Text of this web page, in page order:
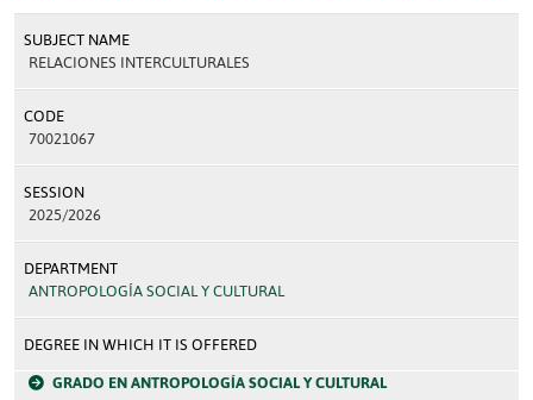
SUBJECT NAME
RELACIONES INTERCULTURALES
CODE
70021067
SESSION
2025/2026
DEPARTMENT
ANTROPOLOGÍA SOCIAL Y CULTURAL
DEGREE IN WHICH IT IS OFFERED
GRADO EN ANTROPOLOGÍA SOCIAL Y CULTURAL